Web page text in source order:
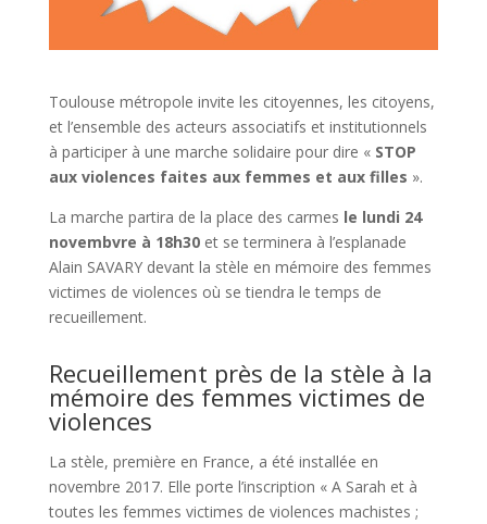
Toulouse métropole invite les citoyennes, les citoyens,
et l’ensemble des acteurs associatifs et institutionnels
à participer à une marche solidaire pour dire « STOP
aux violences faites aux femmes et aux filles ».
La marche partira de la place des carmes le lundi 24
novembvre à 18h30et se terminera à l’esplanade
Alain SAVARY devant la stèle en mémoire des femmes
victimes de violences où se tiendra le temps de
recueillement.
Recueillement près de la stèle à la
mémoire des femmes victimes de
violences
La stèle, première en France, a été installée en
novembre 2017. Elle porte l’inscription « A Sarah et à
toutes les femmes victimes de violences machistes ;